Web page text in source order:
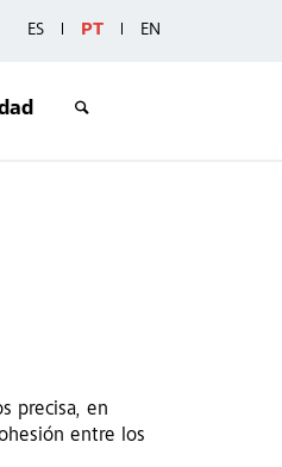
ES PT EN
precisa, en
entre los